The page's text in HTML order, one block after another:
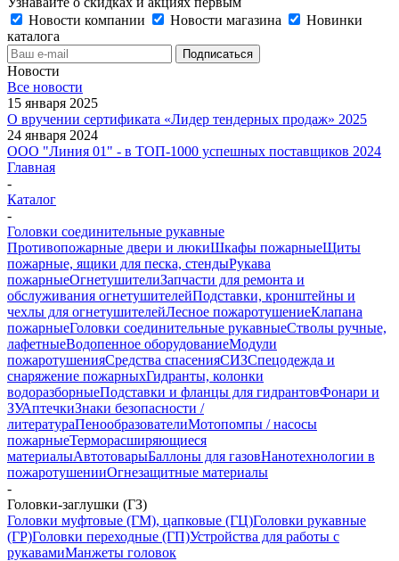
Новости компании
Новости магазина
Новинки
каталога
Новости
Все новости
15 января 2025
О вручении сертификата «Лидер тендерных продаж» 2025
24 января 2024
ООО "Линия 01" - в ТОП-1000 успешных поставщиков 2024
Главная
-
Каталог
-
Головки соединительные рукавные
Противопожарные двери и люкиШкафы пожарныеЩиты
пожарные, ящики для песка, стендыРукава
пожарныеОгнетушителиЗапчасти для ремонта и
обслуживания огнетушителейПодставки, кронштейны и
чехлы для огнетушителейЛесное пожаротушениеКлапана
пожарныеГоловки соединительные рукавныеСтволы ручные,
лафетныеВодопенное оборудованиеМодули
пожаротушенияСредства спасенияСИЗСпецодежда и
снаряжение пожарныхГидранты, колонки
водоразборныеПодставки и фланцы для гидрантовФонари и
ЗУАптечкиЗнаки безопасности /
литератураПенообразователиМотопомпы / насосы
пожарныеТерморасширяющиеся
материалыАвтотоварыБаллоны для газовНанотехнологии в
пожаротушенииОгнезащитные материалы
-
Головки-заглушки (ГЗ)
Головки муфтовые (ГМ), цапковые (ГЦ)Головки рукавные
(ГР)Головки переходные (ГП)Устройства для работы с
рукавамиМанжеты головок